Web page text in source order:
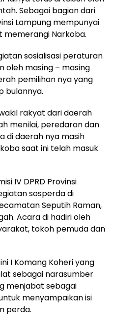
Sebagai bagian dari
Lampung mempunyai
memerangi Narkoba.
sosialisasi peraturan
oleh masing – masing
pemilihan nya yang
bulannya.
rakyat dari daerah
menilai, peredaran dan
di daerah nya masih
saat ini telah masuk
IV DPRD Provinsi
sosperda di
Seputih Raman,
Acara di hadiri oleh
tokoh pemuda dan
I Komang Koheri yang
sebagai narasumber
menjabat sebagai
menyampaikan isi
perda.